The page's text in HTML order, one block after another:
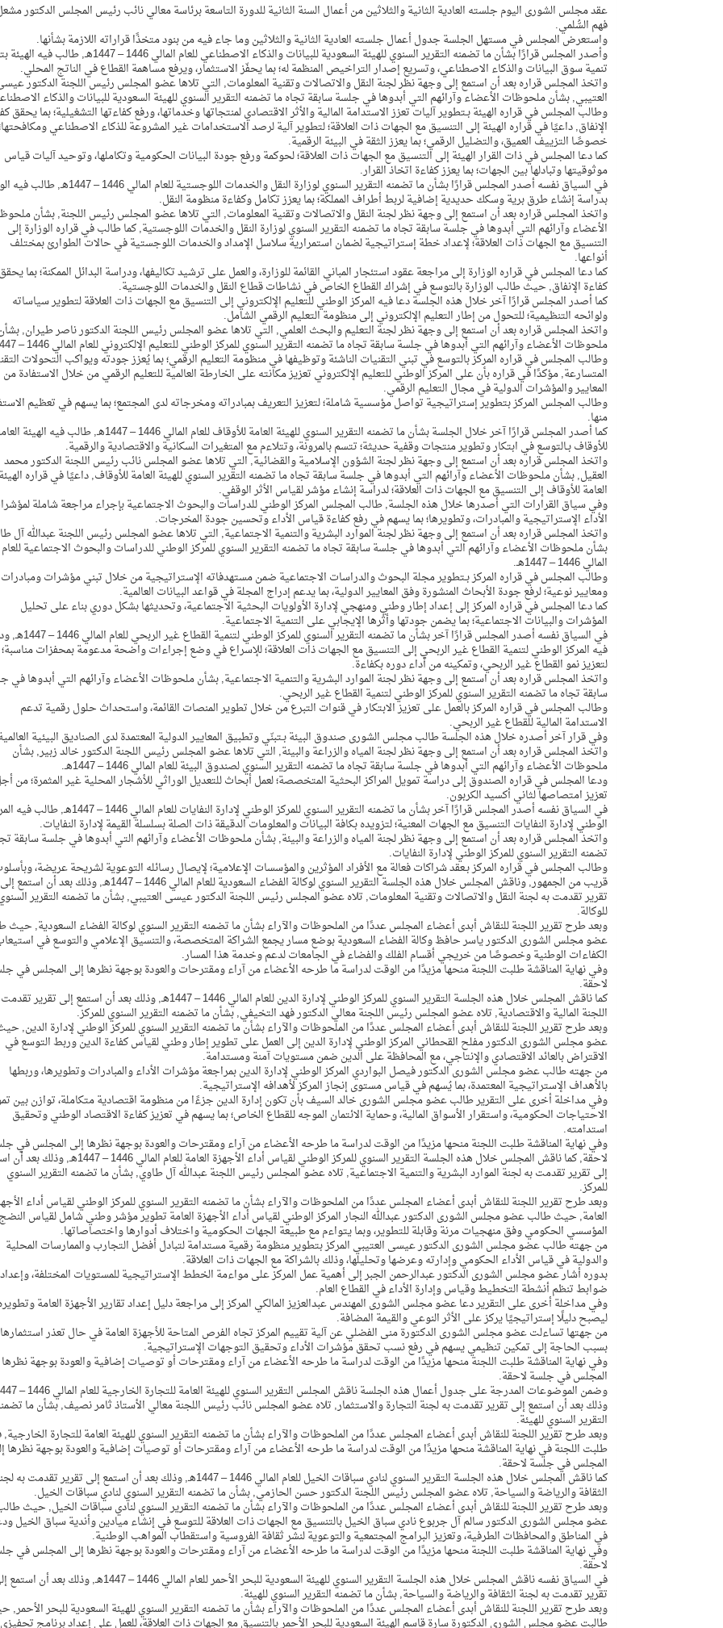
عقد مجلس الشورى اليوم جلسته العادية الثانية والثلاثين من أعمال السنة الثانية للدورة التاسعة برئاسة معالي نائب رئيس المجلس الدكتور
فهم السُّلمي.
واستعرض المجلس في مستهل الجلسة جدول أعمال جلسته العادية الثانية والثلاثين وما جاء فيه من بنود متخذًا قراراته اللازمة بشأنها.
وأصدر المجلس قرارًا بشأن ما تضمنه التقرير السنوي للهيئة السعودية للبيانات والذكاء الاصطناعي للعام المالي 1446 –
تنمية سوق البيانات والذكاء الاصطناعي، وتسريع إصدار التراخيص المنظمة له؛ بما يحفّز الاستثمار، ويرفع مساهمة القطاع في الناتج المحلي.
واتخذ المجلس قراره بعد أن استمع إلى وجهة نظر لجنة النقل والاتصالات وتقنية المعلومات, التي تلاها عضو المجلس رئيس اللجنة الدكتور
العتيبي, بشأن ملحوظات الأعضاء وآرائهم التي أبدوها في جلسة سابقة تجاه ما تضمنه التقرير السنوي للهيئة السعودية للبيانات والذكاء
وطالب المجلس في قراره الهيئة بـتطوير آليات تعزز الاستدامة المالية والأثر الاقتصادي لمنتجاتها وخدماتها، ورفع كفاءتها التشغيلية؛ بما يحقق
الإنفاق, داعيًا في قراره الهيئة إلى التنسيق مع الجهات ذات العلاقة؛ لتطوير آلية لرصد الاستخدامات غير المشروعة للذكاء الاصطناعي
خصوصًا التزييف العميق، والتضليل الرقمي؛ بما يعزز الثقة في البيئة الرقمية.
كما دعا المجلس في ذات القرار الهيئة إلى التنسيق مع الجهات ذات العلاقة؛ لحوكمة ورفع جودة البيانات الحكومية وتكاملها، وتوحيد آليات قياس
موثوقيتها وتبادلها بين الجهات؛ بما يعزز كفاءة اتخاذ القرار.
في السياق نفسه أصدر المجلس قرارًا بشأن ما تضمنه التقرير السنوي لوزارة النقل والخدمات اللوجستية للعام
بدراسة إنشاء طرق برية وسكك حديدية إضافية لربط أطراف المملكة؛ بما يعزز تكامل وكفاءة منظومة النقل.
واتخذ المجلس قراره بعد أن استمع إلى وجهة نظر لجنة النقل والاتصالات وتقنية المعلومات, التي تلاها عضو المجلس رئيس اللجنة, بشأن
الأعضاء وآرائهم التي أبدوها في جلسة سابقة تجاه ما تضمنه التقرير السنوي لوزارة النقل والخدمات اللوجستية, كما طالب في قراره الوزارة إلى
التنسيق مع الجهات ذات العلاقة؛ لإعداد خطة إستراتيجية لضمان استمرارية سلاسل الإمداد والخدمات اللوجستية في حالات الطوارئ بمختلف
أنواعها.
كما دعا المجلس في قراره الوزارة إلى مراجعة عقود استئجار المباني القائمة للوزارة، والعمل على ترشيد تكاليفها، ودراسة البدائل الممكنة؛ بما يحقق
كفاءة الإنفاق, حيث طالب الوزارة بالتوسع في إشراك القطاع الخاص في نشاطات قطاع النقل والخدمات اللوجستية.
كما أصدر المجلس قرارًا آخر خلال هذه الجلسة دعا فيه المركز الوطني للتعليم الإلكتروني إلى التنسيق مع الجهات ذات العلاقة لتطوير سياساته
ولوائحه التنظيمية؛ للتحول من إطار التعليم الإلكتروني إلى منظومة التعليم الرقمي الشامل.
واتخذ المجلس قراره بعد أن استمع إلى وجهة نظر لجنة التعليم والبحث العلمي, التي تلاها عضو المجلس رئيس اللجنة الدكتور ناصر طيران,
ملحوظات الأعضاء وآرائهم التي أبدوها في جلسة سابقة تجاه ما تضمنه التقرير السنوي للمركز الوطني للتعليم الإلكتروني للعام المالي 1446 – 1447هـ.
وطالب المجلس في قراره المركز بالتوسع في تبني التقنيات الناشئة وتوظيفها في منظومة التعليم الرقمي؛ بما يُعزز جودته ويواكب التحولات
المتسارعة, مؤكدًا في قراره بأن على المركز الوطني للتعليم الإلكتروني تعزيز مكانته على الخارطة العالمية للتعليم الرقمي من خلال الاستفادة من
المعايير والمؤشرات الدولية في مجال التعليم الرقمي.
وطالب المجلس المركز بتطوير إستراتيجية تواصل مؤسسية شاملة؛ لتعزيز التعريف بمبادراته ومخرجاته لدى المجتمع؛ بما يسهم في تعظيم
منها.
كما أصدر المجلس قرارًا آخر خلال الجلسة بشأن ما تضمنه التقرير السنوي للهيئة العامة للأوقاف للعام المالي 1446 – 1447هـ, طالب فيه
للأوقاف بـالتوسع في ابتكار وتطوير منتجات وقفية حديثة؛ تتسم بالمرونة، وتتلاءم مع المتغيرات السكانية والاقتصادية والرقمية.
واتخذ المجلس قراره بعد أن استمع إلى وجهة نظر لجنة الشؤون الإسلامية والقضائية, التي تلاها عضو المجلس نائب رئيس اللجنة الدكتور محمد
العقيل, بشأن ملحوظات الأعضاء وآرائهم التي أبدوها في جلسة سابقة تجاه ما تضمنه التقرير السنوي للهيئة العامة للأوقاف, داعيًا في قراره الهيئة
العامة للأوقاف إلى التنسيق مع الجهات ذات العلاقة؛ لدراسة إنشاء مؤشر لقياس الأثر الوقفي.
وفي سياق القرارات التي أصدرها خلال هذه الجلسة, طالب المجلس المركز الوطني للدراسات والبحوث الاجتماعية بإجراء مراجعة شاملة
الأداء الإستراتيجية والمبادرات، وتطويرها؛ بما يسهم في رفع كفاءة قياس الأداء وتحسين جودة المخرجات.
واتخذ المجلس قراره بعد أن استمع إلى وجهة نظر لجنة الموارد البشرية والتنمية الاجتماعية, التي تلاها عضو المجلس رئيس اللجنة عبدالله آل
بشأن ملحوظات الأعضاء وآرائهم التي أبدوها في جلسة سابقة تجاه ما تضمنه التقرير السنوي للمركز الوطني للدراسات والبحوث الاجتماعية للعام
المالي 1446 – 1447هـ.
وطالب المجلس في قراره المركز بـتطوير مجلة البحوث والدراسات الاجتماعية ضمن مستهدفاته الإستراتيجية من خلال تبني مؤشرات ومبادرات
ومعايير نوعية؛ لرفع جودة الأبحاث المنشورة وفق المعايير الدولية، بما يدعم إدراج المجلة في قواعد البيانات العالمية.
كما دعا المجلس في قراره المركز إلى إعداد إطار وطني ومنهجي لإدارة الأولويات البحثية الاجتماعية، وتحديثها بشكل دوري بناء على تحليل
المؤشرات والبيانات الاجتماعية؛ بما يضمن جودتها وأثرها الإيجابي على التنمية الاجتماعية.
في السياق نفسه أصدر المجلس قرارًا آخر بشأن ما تضمنه التقرير السنوي للمركز الوطني
فيه المركز الوطني لتنمية القطاع غير الربحي إلى التنسيق مع الجهات ذات العلاقة؛ للإسراع في وضع إجراءات واضحة مدعومة بمحفزات مناسبة؛
لتعزيز نمو القطاع غير الربحي، وتمكينه من أداء دوره بكفاءة.
واتخذ المجلس قراره بعد أن استمع إلى وجهة نظر لجنة الموارد البشرية والتنمية الاجتماعية, بشأن ملحوظات الأعضاء وآرائهم التي أبدوها في
سابقة تجاه ما تضمنه التقرير السنوي للمركز الوطني لتنمية القطاع غير الربحي.
وطالب المجلس في قراره المركز بالعمل على تعزيز الابتكار في قنوات التبرع من خلال تطوير المنصات القائمة، واستحداث حلول رقمية تدعم
الاستدامة المالية للقطاع غير الربحي.
وفي قرار آخر أصدره خلال هذه الجلسة طالب مجلس الشورى صندوق البيئة بـتبنّي وتطبيق المعايير الدولية المعتمدة لدى الصناديق البيئية
واتخذ المجلس قراره بعد أن استمع إلى وجهة نظر لجنة المياه والزراعة والبيئة, التي تلاها عضو المجلس رئيس اللجنة الدكتور خالد زبير, بشأن
ملحوظات الأعضاء وآرائهم التي أبدوها في جلسة سابقة تجاه ما تضمنه التقرير السنوي لصندوق البيئة للعام المالي 1446 – 1447هـ.
ودعا المجلس في قراره الصندوق إلى دراسة تمويل المراكز البحثية المتخصصة؛ لعمل أبحاث للتعديل الوراثي للأشجار المحلية غير المثمرة؛ من
تعزيز امتصاصها لثاني أكسيد الكربون.
في السياق نفسه أصدر المجلس قرارًا آخر بشأن ما تضمنه التقرير السنوي للمركز الوطني لإدارة النفايات للعام المالي 1446
الوطني لإدارة النفايات التنسيق مع الجهات المعنية؛ لتزويده بكافة البيانات والمعلومات الدقيقة ذات الصلة بسلسلة القيمة لإدارة النفايات.
واتخذ المجلس قراره بعد أن استمع إلى وجهة نظر لجنة المياه والزراعة والبيئة, بشأن ملحوظات الأعضاء وآرائهم التي أبدوها في جلسة سابقة
تضمنه التقرير السنوي للمركز الوطني لإدارة النفايات.
وطالب المجلس في قراره المركز بـعقد شراكات فعالة مع الأفراد المؤثرين والمؤسسات الإعلامية؛ لإيصال رسائله التوعوية لشريحة عريضة،
قريب من الجمهور, وناقش المجلس خلال هذه الجلسة التقرير السنوي لوكالة الفضاء السعودية للعام المالي 1446 – 1447هـ, وذلك بعد أن استمع إلى
تقرير تقدمت به لجنة النقل والاتصالات وتقنية المعلومات, تلاه عضو المجلس رئيس اللجنة الدكتور عيسى العتيبي, بشأن ما تضمنه التقرير
للوكالة.
وبعد طرح تقرير اللجنة للنقاش أبدى أعضاء المجلس عددًا من الملحوظات والآراء بشأن ما تضمنه التقرير السنوي لوكالة الفضاء السعودية, حيث
عضو مجلس الشورى الدكتور ياسر حافظ وكالة الفضاء السعودية بوضع مسار يجمع الشراكة المتخصصة، والتنسيق الإعلامي والتوسع في
الكفاءات الوطنية وخصوصًا من خريجي أقسام الفلك والفضاء في الجامعات لدعم وخدمة هذا المسار.
وفي نهاية المناقشة طلبت اللجنة منحها مزيدًا من الوقت لدراسة ما طرحه الأعضاء من آراء ومقترحات والعودة بوجهة نظرها إلى المجلس في
لاحقة.
كما ناقش المجلس خلال هذه الجلسة التقرير السنوي للمركز الوطني لإدارة الدين للعام المالي 1446 – 1447هـ, وذلك بعد أن استمع إلى
اللجنة المالية والاقتصادية, تلاه عضو المجلس رئيس اللجنة معالي الدكتور فهد التخيفي, بشأن ما تضمنه التقرير السنوي للمركز.
وبعد طرح تقرير اللجنة للنقاش أبدى أعضاء المجلس عددًا من الملحوظات والآراء بشأن ما تضمنه التقرير السنوي للمركز الوطني لإدارة الدين,
عضو مجلس الشورى الدكتور مفلح القحطاني المركز الوطني لإدارة الدين إلى العمل على تطوير إطار وطني لقياس كفاءة الدين وربط التوسع في
الاقتراض بالعائد الاقتصادي والإنتاجي، مع المحافظة على الدين ضمن مستويات آمنة ومستدامة.
من جهته طالب عضو مجلس الشورى الدكتور فيصل البواردي المركز الوطني لإدارة الدين بمراجعة مؤشرات الأداء والمبادرات وتطويرها، وربطها
بالأهداف الإستراتيجية المعتمدة، بما يُسهم في قياس مستوى إنجاز المركز لأهدافه الإستراتيجية.
وفي مداخلة أخرى على التقرير طالب عضو مجلس الشورى خالد السيف بأن تكون إدارة الدين جزءًا من منظومة اقتصادية متكاملة، توازن بين
الاحتياجات الحكومية، واستقرار الأسواق المالية، وحماية الائتمان الموجه للقطاع الخاص؛ بما يسهم في تعزيز كفاءة الاقتصاد الوطني وتحقيق
استدامته.
وفي نهاية المناقشة طلبت اللجنة منحها مزيدًا من الوقت لدراسة ما طرحه الأعضاء من آراء ومقترحات والعودة بوجهة نظرها إلى المجلس في
لاحقة, كما ناقش المجلس خلال هذه الجلسة التقرير السنوي للمركز الوطني لقياس أداء الأجهزة العامة للعام المالي
إلى تقرير تقدمت به لجنة الموارد البشرية والتنمية الاجتماعية, تلاه عضو المجلس رئيس اللجنة عبدالله آل طاوي, بشأن ما تضمنه التقرير السنوي
للمركز.
وبعد طرح تقرير اللجنة للنقاش أبدى أعضاء المجلس عددًا من الملحوظات والآراء بشأن ما تضمنه التقرير السنوي للمركز الوطني لقياس أداء
العامة, حيث طالب عضو مجلس الشورى الدكتور عبدالله النجار المركز الوطني لقياس أداء الأجهزة العامة تطوير مؤشر وطني شامل لقياس النضج
المؤسسي الحكومي وفق منهجيات مرنة وقابلة للتطوير، وبما يتواءم مع طبيعة الجهات الحكومية واختلاف أدوارها واختصاصاتها.
من جهته طالب عضو مجلس الشورى الدكتور عيسى العتيبي المركز بتطوير منظومة رقمية مستدامة لتبادل أفضل التجارب والممارسات المحلية
والدولية في قياس الأداء الحكومي وإدارته وعرضها وتحليلها، وذلك بالشراكة مع الجهات ذات العلاقة.
بدوره أشار عضو مجلس الشورى الدكتور عبدالرحمن الجبر إلى أهمية عمل المركز على مواءمة الخطط الإستراتيجية للمستويات المختلفة، وإعداد
ضوابط تنظم أنشطة التخطيط وقياس وإدارة الأداء في القطاع العام.
وفي مداخلة أخرى على التقرير دعا عضو مجلس الشورى المهندس عبدالعزيز المالكي المركز إلى مراجعة دليل إعداد تقارير الأجهزة العامة
ليصبح دليلًا إستراتيجيًا يركز على الأثر النوعي والقيمة المضافة.
من جهتها تساءلت عضو مجلس الشورى الدكتورة منى الفضلي عن آلية تقييم المركز تجاه الفرص المتاحة للأجهزة العامة في حال تعذر استثمارها
بسبب الحاجة إلى تمكين تنظيمي يسهم في رفع نسب تحقق مؤشرات الأداء وتحقيق التوجهات الإستراتيجية.
وفي نهاية المناقشة طلبت اللجنة منحها مزيدًا من الوقت لدراسة ما طرحه الأعضاء من آراء ومقترحات أو توصيات إضافية والعودة بوجهة
المجلس في جلسة لاحقة.
وذلك بعد أن استمع إلى تقرير تقدمت به لجنة التجارة والاستثمار, تلاه عضو المجلس نائب رئيس اللجنة معالي الأستاذ ثامر نصيف, بشأن ما
التقرير السنوي للهيئة.
وبعد طرح تقرير اللجنة للنقاش أبدى أعضاء المجلس عددًا من الملحوظات والآراء بشأن ما تضمنه التقرير السنوي للهيئة العامة للتجارة الخارجية,
طلبت اللجنة في نهاية المناقشة منحها مزيدًا من الوقت لدراسة ما طرحه الأعضاء من آراء ومقترحات أو توصيات إضافية والعودة بوجهة نظرها
المجلس في جلسة لاحقة.
كما ناقش المجلس خلال هذه الجلسة التقرير السنوي لنادي سباقات الخيل للعام المالي 1446 – 1447هـ, وذلك بعد أن استمع إلى تقرير تقدمت
الثقافة والرياضة والسياحة, تلاه عضو المجلس رئيس اللجنة الدكتور حسن الحازمي, بشأن ما تضمنه التقرير السنوي لنادي سباقات الخيل.
وبعد طرح تقرير اللجنة للنقاش أبدى أعضاء المجلس عددًا من الملحوظات والآراء بشأن ما تضمنه التقرير السنوي لنادي سباقات الخيل, حيث
عضو مجلس الشورى الدكتور سالم آل جربوع نادي سباق الخيل بالتنسيق مع الجهات ذات العلاقة للتوسع في إنشاء ميادين وأندية سباق الخيل
في المناطق والمحافظات الطرفية، وتعزيز البرامج المجتمعية والتوعوية لنشر ثقافة الفروسية واستقطاب المواهب الوطنية.
وفي نهاية المناقشة طلبت اللجنة منحها مزيدًا من الوقت لدراسة ما طرحه الأعضاء من آراء ومقترحات والعودة بوجهة نظرها إلى المجلس في
لاحقة.
في السياق نفسه ناقش المجلس خلال هذه الجلسة التقرير السنوي للهيئة السعودية للبحر الأحمر للعام المالي 1446 – 1447هـ, وذلك بعد
تقرير تقدمت به لجنة الثقافة والرياضة والسياحة, بشأن ما تضمنه التقرير السنوي للهيئة.
وبعد طرح تقرير اللجنة للنقاش أبدى أعضاء المجلس عددًا من الملحوظات والآراء بشأن ما تضمنه التقرير السنوي للهيئة السعودية للبحر الأحمر,
طالبت عضو مجلس الشورى الدكتورة سارة قاسم الهيئة السعودية للبحر الأحمر بالتنسيق مع الجهات ذات العلاقة، للعمل على إعداد برنامج تحفيزي